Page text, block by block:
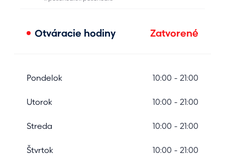
Otváracie hodiny Zatvorené
Pondelok 10:00 - 21:00
Utorok 10:00 - 21:00
Streda 10:00 - 21:00
Štvrtok 10:00 - 21:00